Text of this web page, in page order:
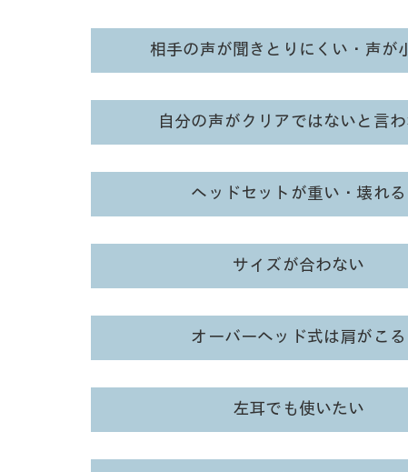
相手の声が聞きとりにくい・声が
自分の声がクリアではないと言わ
ヘッドセットが重い・壊れる
サイズが合わない
オーバーヘッド式は肩がこる
左耳でも使いたい